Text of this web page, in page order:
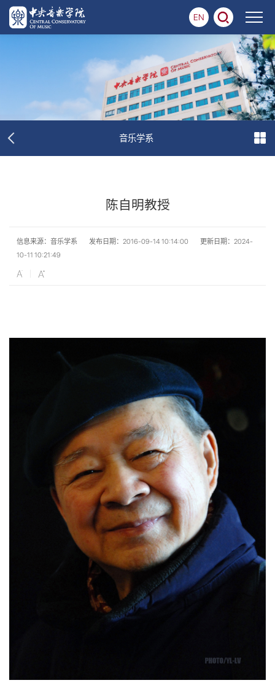
EN
音乐学系
陈自明教授
信息来源：音乐学系 发布日期：2016-09-14 10:14:00
更新日期：2024-
10-11 10:21:49